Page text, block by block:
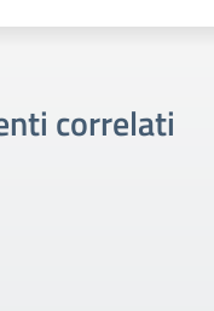
correlati